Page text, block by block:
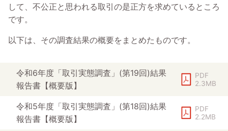
して、不公正と思われる取引の是正方を求めているところ
です。
以下は、その調査結果の概要をまとめたものです。
令和6年度「取引実態調査」(第19回)結果
報告書【概要版】
PDF
2.3MB
令和5年度「取引実態調査」(第18回)結果
報告書【概要版】
PDF
2.2MB